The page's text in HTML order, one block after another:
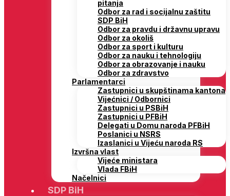
pitanja
Odbor za rad i socijalnu zaštitu
SDP BiH
Odbor za pravdu i državnu upravu
Odbor za okoliš
Odbor za sport i kulturu
Odbor za nauku i tehnologiju
Odbor za obrazovanje i nauku
Odbor za zdravstvo
Parlamentarci
Zastupnici u skupštinama kantona
Vijećnici / Odbornici
Zastupnici u PSBiH
Zastupnici u PFBiH
Delegati u Domu naroda PFBiH
Poslanici u NSRS
Izaslanici u Vijeću naroda RS
Izvršna vlast
Vijeće ministara
Vlada FBiH
Načelnici
SDP BiH